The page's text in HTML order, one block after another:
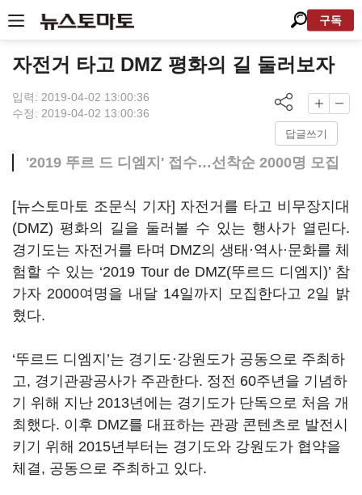
구독
자전거 타고 DMZ 평화의 길 둘러보자
입력: 2019-04-02 13:00:36
수정: 2019-04-02 13:00:36
답글쓰기
'2019 뚜르 드 디엠지' 접수…선착순 2000명 모집
[뉴스토마토 조문식 기자] 자전거를 타고 비무장지대
(DMZ) 평화의 길을 둘러볼 수 있는 행사가 열린다.
경기도는 자전거를 타며 DMZ의 생태·역사·문화를 체
험할 수 있는 ‘2019 Tour de DMZ(뚜르드 디엠지)’ 참
가자 2000여명을 내달 14일까지 모집한다고 2일 밝
혔다.
‘뚜르드 디엠지’는 경기도·강원도가 공동으로 주최하
고, 경기관광공사가 주관한다. 정전 60주년을 기념하
기 위해 지난 2013년에는 경기도가 단독으로 처음 개
최했다. 이후 DMZ를 대표하는 관광 콘텐츠로 발전시
키기 위해 2015년부터는 경기도와 강원도가 협약을
체결, 공동으로 주최하고 있다.